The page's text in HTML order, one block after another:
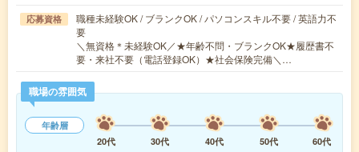
応募資格
職種未経験OK / ブランクOK / パソコンスキル不要 / 英語力不
要
＼無資格＊未経験OK／★年齢不問・ブランクOK★履歴書不
要・来社不要（電話登録OK）★社会保険完備＼…
職場の雰囲気
年齢層
20代
30代 40代 50代
60代